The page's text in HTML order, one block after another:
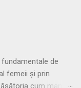
de
femeii și prin
cum manus